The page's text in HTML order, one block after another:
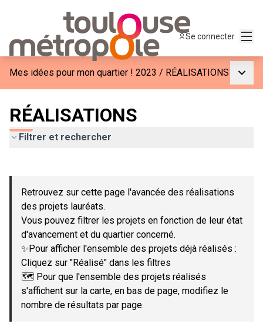
Se connecter
Mes idées pour mon quartier ! 2023 / RÉALISATIONS
RÉALISATIONS
Filtrer et rechercher
−
Retrouvez sur cette page l'avancée des réalisations
des projets lauréats.
Vous pouvez filtrer les projets en fonction de leur état
d'avancement et du quartier concerné.
✨Pour afficher l'ensemble des projets déjà réalisés :
Cliquez sur "Réalisé" dans les filtres
🗺️ Pour que l'ensemble des projets réalisés
s'affichent sur la carte, en bas de page, modifiez le
nombre de résultats par page.